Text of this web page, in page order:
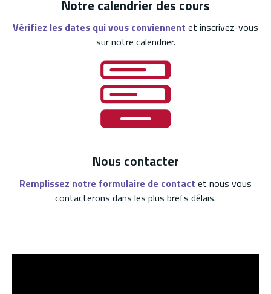
Notre calendrier des cours
Vérifiez les dates qui vous conviennent et inscrivez-vous
sur notre calendrier.
Nous contacter
Remplissez notre formulaire de contact et nous vous
contacterons dans les plus brefs délais.